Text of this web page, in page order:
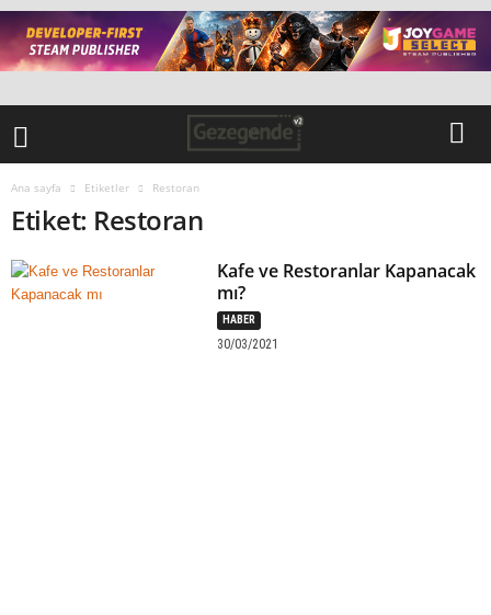
Ana sayfa Etiketler Restoran
Etiket: Restoran
Kafe ve Restoranlar Kapanacak
mı?
HABER
30/03/2021